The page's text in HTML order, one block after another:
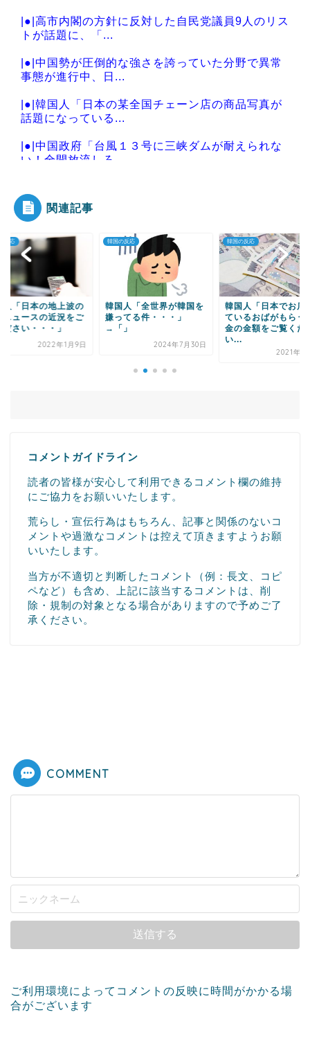
|●|高市内閣の方針に反対した自民党議員9人のリス
トが話題に、「...
|●|中国勢が圧倒的な強さを誇っていた分野で異常
事態が進行中、日...
|●|韓国人「日本の某全国チェーン店の商品写真が
話題になっている...
|●|中国政府「台風１３号に三峡ダムが耐えられな
い！全開放流しろ...
Powered by livedoor 相互RSS
関連記事
反応
人「全世界が韓国を
てる件・・・」
2024年7月30日
韓国の反応
韓国人「日本でお店をし
ているおばがもらう支援
金の金額をご覧くださ
韓国の反応
韓国人「東南アジア
国男が人気があるっ
当なのか？平凡でも
本...
2024年11
コメントガイドライン
読者の皆様が安心して利用できるコメント欄の維持
にご協力をお願いいたします。
荒らし・宣伝行為はもちろん、記事と関係のないコ
メントや過激なコメントは控えて頂きますようお願
いいたします。
当方が不適切と判断したコメント（例：長文、コピ
ペなど）も含め、上記に該当するコメントは、削
除・規制の対象となる場合がありますので予めご了
承ください。
COMMENT
ご利用環境によってコメントの反映に時間がかかる場
合がございます